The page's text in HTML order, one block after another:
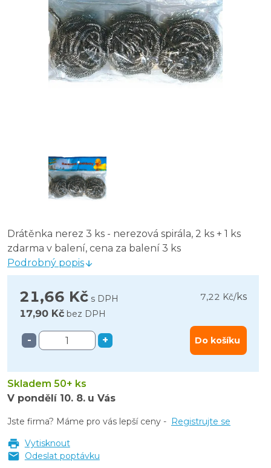
Drátěnka nerez 3 ks - nerezová spirála, 2 ks + 1 ks
zdarma v balení, cena za balení 3 ks
Podrobný popis
21,66 Kč s DPH 7,22 Kč/ks
17,90 Kč bez DPH
- + Do košíku
Skladem 50+ ks
V pondělí 10. 8. u Vás
Jste firma? Máme pro vás lepší ceny - Registrujte se
Vytisknout
Odeslat poptávku